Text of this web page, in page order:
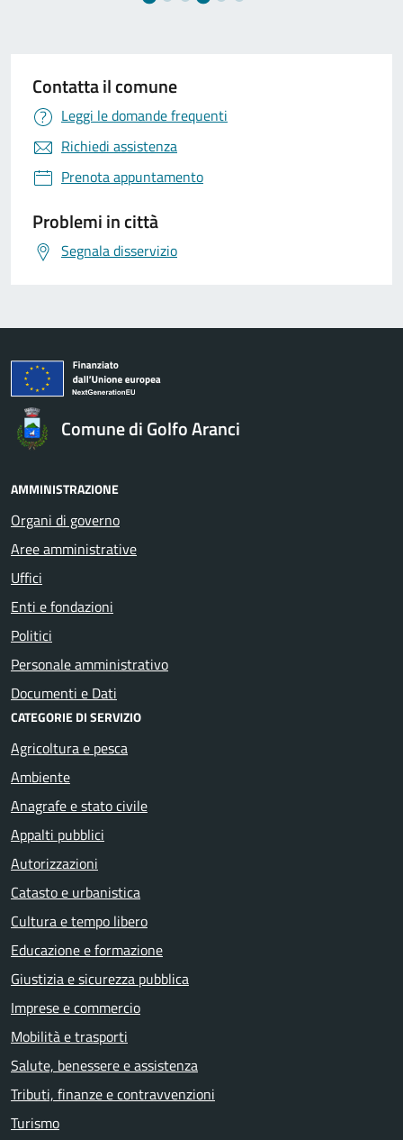
Contatta il comune
Leggi le domande frequenti
Richiedi assistenza
Prenota appuntamento
Problemi in città
Segnala disservizio
Comune di Golfo Aranci
AMMINISTRAZIONE
Organi di governo
Aree amministrative
Uffici
Enti e fondazioni
Politici
Personale amministrativo
Documenti e Dati
CATEGORIE DI SERVIZIO
Agricoltura e pesca
Ambiente
Anagrafe e stato civile
Appalti pubblici
Autorizzazioni
Catasto e urbanistica
Cultura e tempo libero
Educazione e formazione
Giustizia e sicurezza pubblica
Imprese e commercio
Mobilità e trasporti
Salute, benessere e assistenza
Tributi, finanze e contravvenzioni
Turismo